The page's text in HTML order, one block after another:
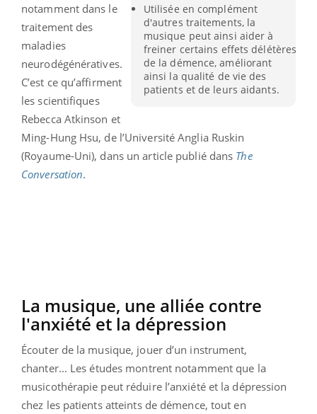
Utilisée en complément
d'autres traitements, la
musique peut ainsi aider à
freiner certains effets délétères
de la démence, améliorant
ainsi la qualité de vie des
patients et de leurs aidants.
notamment dans le
traitement des
maladies
neurodégénératives.
C’est ce qu’affirment
les scientifiques
Rebecca Atkinson et
Ming-Hung Hsu, de l’Université Anglia Ruskin
(Royaume-Uni), dans un article publié dans The
Conversation.
La musique, une alliée contre
l'anxiété et la dépression
Écouter de la musique, jouer d’un instrument,
chanter... Les études montrent notamment que la
musicothérapie peut réduire l’anxiété et la dépression
chez les patients atteints de démence, tout en